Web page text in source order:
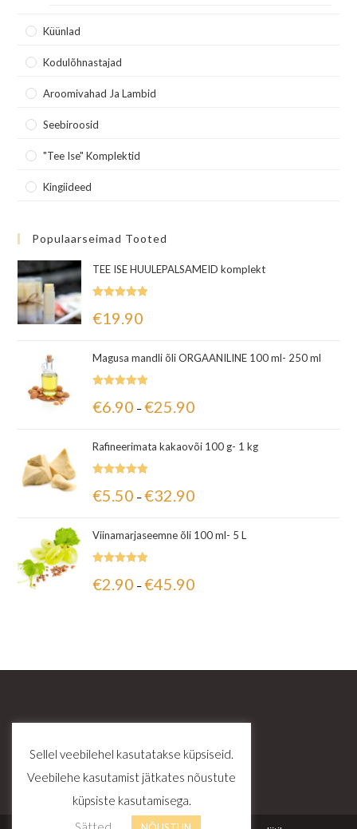
Küünlad
Kodulõhnastajad
Aroomivahad Ja Lambid
Seebiroosid
"Tee Ise" Komplektid
Kingiideed
Populaarseimad Tooted
TEE ISE HUULEPALSAMEID komplekt
5.00 / 5
€19.90
Magusa mandli õli ORGAANILINE 100 ml- 250 ml
5.00/ 5
€6.90 – €25.90
Rafineerimata kakaovõi 100 g- 1 kg
5.00 / 5
€5.50 – €32.90
Viinamarjaseemne õli 100 ml- 5 L
5.00 / 5
€2.90 – €45.90
Sellel veebilehel kasutatakse küpsiseid.
Veebilehe kasutamist jätkates nõustute
küpsiste kasutamisega.